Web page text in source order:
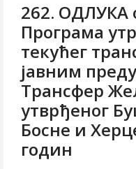
262. ОДЛУКА
Програма
текућег
јавним
Трансфер
утврђеног
Босне и
годин